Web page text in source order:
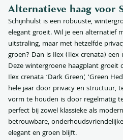
Alternatieve haag voor
Schijnhulst is een robuuste,
elegant groeit. Wil je een alternatief
uitstraling, maar met hetzelfde
groen? Dan is Ilex (Ilex crenata) een
Deze wintergroene haagplant groeit
Ilex crenata ‘Dark Green’, ‘Green
hele jaar door privacy en structuur,
vorm te houden is door regelmatig
perfect bij zowel klassieke als
betrouwbare,
elegant en groen blijft.